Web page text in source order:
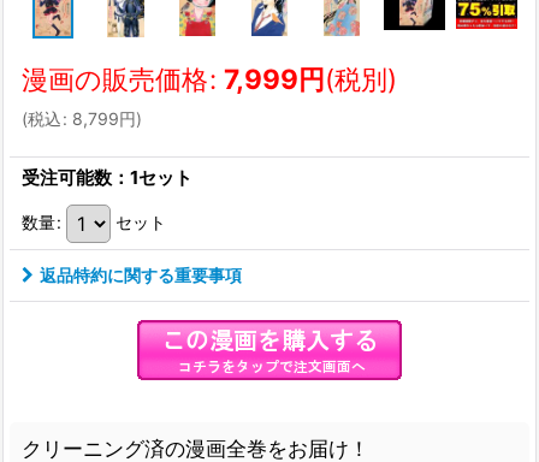
漫画の販売価格: 7,999円(税別)
(税込: 8,799円)
受注可能数：1セット
数量: セット
返品特約に関する重要事項
クリーニング済の漫画全巻をお届け！